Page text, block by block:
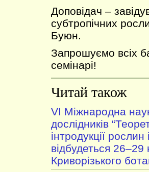
Доповідач –
субтропічних
Буюн.
Запрошуємо всіх
семінарі!
Читай також
VІ Міжнародна
дослідників
інтродукції
відбудеться 26–29
Криворізького